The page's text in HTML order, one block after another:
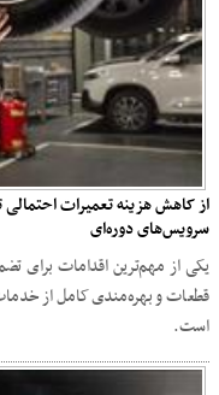
از کاهش هزینه تعمیرات احتمالی
سرویس‌های دوره‌ای
یکی از مهم‌ترین اقدامات برای
قطعات و بهره‌مندی کامل از
است.